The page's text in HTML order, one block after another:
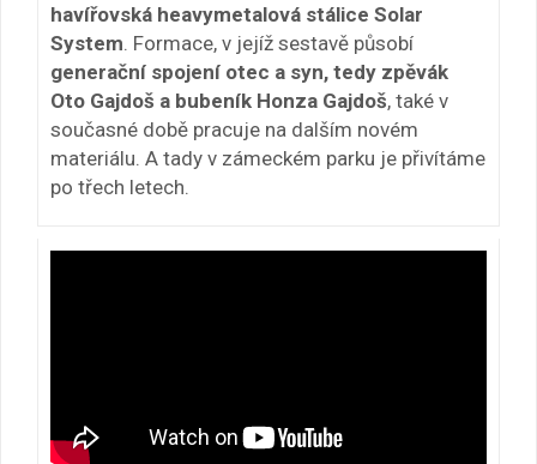
havířovská heavymetalová stálice Solar
System . Formace, v jejíž sestavě působí
generační spojení otec a syn, tedy zpěvák
Oto Gajdoš a bubeník Honza Gajdoš, také v
současné době pracuje na dalším novém
materiálu. A tady v zámeckém parku je přivítáme
po třech letech.